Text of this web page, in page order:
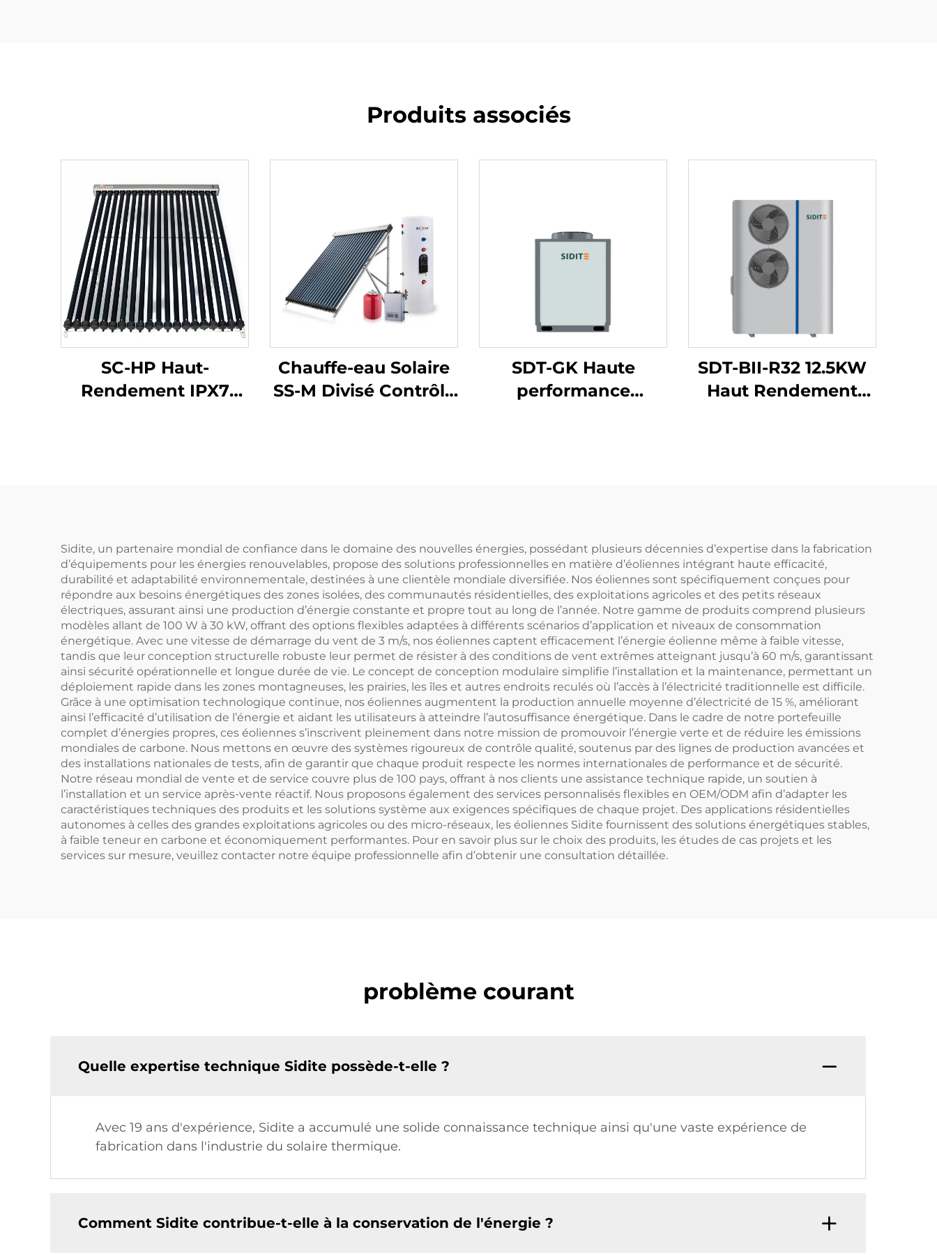
Produits associés
SC-HP Haut-
Rendement IPX7
Extérieur
Chauffe-eau Solaire
SS-M Divisé Contrôle
SDT-GK Haute
performance
Pompes à chaleur
pour eau chaude
SDT-BII-R32 12.5KW
Haut Rendement
Silencieuse
Sidite, un partenaire mondial de confiance dans le domaine des nouvelles énergies, possédant plusieurs décennies d’expertise dans la fabrication
d’équipements pour les énergies renouvelables, propose des solutions professionnelles en matière d’éoliennes intégrant haute efficacité,
durabilité et adaptabilité environnementale, destinées à une clientèle mondiale diversifiée. Nos éoliennes sont spécifiquement conçues pour
répondre aux besoins énergétiques des zones isolées, des communautés résidentielles, des exploitations agricoles et des petits réseaux
électriques, assurant ainsi une production d’énergie constante et propre tout au long de l’année. Notre gamme de produits comprend plusieurs
modèles allant de 100 W à 30 kW, offrant des options flexibles adaptées à différents scénarios d’application et niveaux de consommation
énergétique. Avec une vitesse de démarrage du vent de 3 m/s, nos éoliennes captent efficacement l’énergie éolienne même à faible vitesse,
tandis que leur conception structurelle robuste leur permet de résister à des conditions de vent extrêmes atteignant jusqu’à 60 m/s, garantissant
ainsi sécurité opérationnelle et longue durée de vie. Le concept de conception modulaire simplifie l’installation et la maintenance, permettant un
déploiement rapide dans les zones montagneuses, les prairies, les îles et autres endroits reculés où l’accès à l’électricité traditionnelle est difficile.
Grâce à une optimisation technologique continue, nos éoliennes augmentent la production annuelle moyenne d’électricité de 15 %, améliorant
ainsi l’efficacité d’utilisation de l’énergie et aidant les utilisateurs à atteindre l’autosuffisance énergétique. Dans le cadre de notre portefeuille
complet d’énergies propres, ces éoliennes s’inscrivent pleinement dans notre mission de promouvoir l’énergie verte et de réduire les émissions
mondiales de carbone. Nous mettons en œuvre des systèmes rigoureux de contrôle qualité, soutenus par des lignes de production avancées et
des installations nationales de tests, afin de garantir que chaque produit respecte les normes internationales de performance et de sécurité.
Notre réseau mondial de vente et de service couvre plus de 100 pays, offrant à nos clients une assistance technique rapide, un soutien à
l’installation et un service après-vente réactif. Nous proposons également des services personnalisés flexibles en OEM/ODM afin d’adapter les
caractéristiques techniques des produits et les solutions système aux exigences spécifiques de chaque projet. Des applications résidentielles
autonomes à celles des grandes exploitations agricoles ou des micro-réseaux, les éoliennes Sidite fournissent des solutions énergétiques stables,
à faible teneur en carbone et économiquement performantes. Pour en savoir plus sur le choix des produits, les études de cas projets et les
services sur mesure, veuillez contacter notre équipe professionnelle afin d’obtenir une consultation détaillée.
problème courant
Quelle expertise technique Sidite possède-t-elle ?
Avec 19 ans d'expérience, Sidite a accumulé une solide connaissance technique ainsi qu'une vaste expérience de
fabrication dans l'industrie du solaire thermique.
Comment Sidite contribue-t-elle à la conservation de l'énergie ?